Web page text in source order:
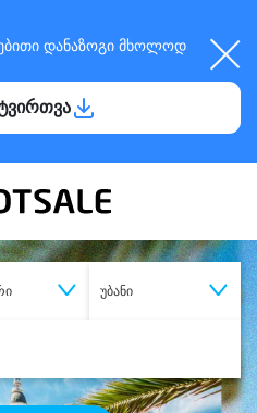
დანაზოგი მხოლოდ
უბანი